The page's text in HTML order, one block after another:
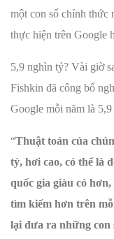
một con số chính thức
thực hiện trên Google
5,9 nghìn tỷ? Vài giờ
Fishkin đã công bố
Google mỗi năm là
“Thuật toán của
tỷ, hơi cao, có thể là
quốc gia giàu có
tìm kiếm hơn trên
lại đưa ra những con